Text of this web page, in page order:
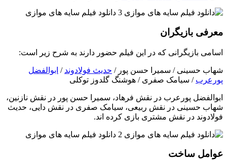
معرفی بازیگران
اسامی بازیگرانی که در این فیلم حضور دارند به شرح زیر است:
شهاب حسینی / سمیرا حسن پور / حدیث فولادوند / ابوالفضل
پورعرب / سیامک صفری / هوشنگ گلدوز توکلی
ابوالفضل پورعرب در نقش فرهاد، سمیرا حسن پور در نقش نازنین،
شهاب حسینی در نقش ربیعی، سیامک صفری در نقش دایی، حدیث
فولادوند در نقش مشتری بازی کرده اند.
عوامل ساخت